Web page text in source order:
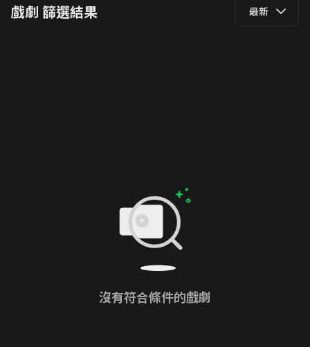
戲劇 篩選結果 最新
沒有符合條件的戲劇